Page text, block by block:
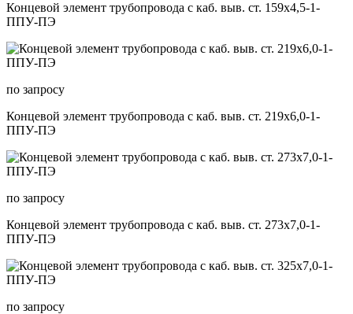
Концевой элемент трубопровода с каб. выв. ст. 159х4,5-1-
ППУ-ПЭ
по запросу
Концевой элемент трубопровода с каб. выв. ст. 219х6,0-1-
ППУ-ПЭ
по запросу
Концевой элемент трубопровода с каб. выв. ст. 273х7,0-1-
ППУ-ПЭ
по запросу